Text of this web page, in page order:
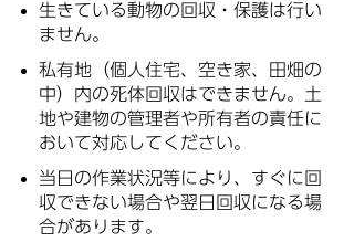
生きている動物の回収・保護は行い
ません。
私有地（個人住宅、空き家、田畑の
中）内の死体回収はできません。土
地や建物の管理者や所有者の責任に
おいて対応してください。
当日の作業状況等により、すぐに回
収できない場合や翌日回収になる場
合があります。